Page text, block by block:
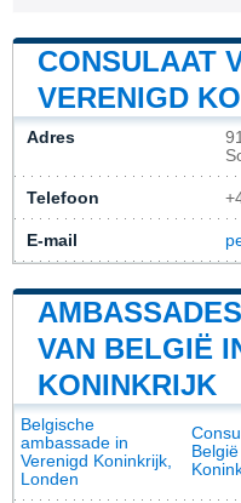
CONSULAAT
VERENIGD
Adres
Telefoon
E-mail
VAN BELGIË
KONINKRIJK
Belgische
ambassade in
Verenigd Koninkrijk,
Londen